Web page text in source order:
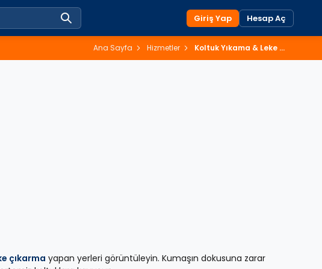
Giriş Yap Hesap Aç
Ana Sayfa Hizmetler Koltuk Yıkama & Leke Çıkarma
çıkarma yapan yerleri görüntüleyin. Kumaşın dokusuna zarar